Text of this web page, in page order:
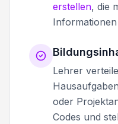
erstellen, die
Lehrer
oder
Codes und